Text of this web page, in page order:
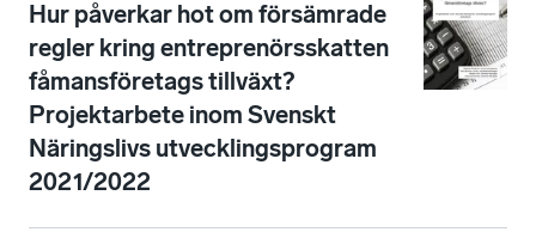
Hur påverkar hot om försämrade
regler kring entreprenörsskatten
fåmansföretags tillväxt?
Projektarbete inom Svenskt
Näringslivs utvecklingsprogram
2021/2022